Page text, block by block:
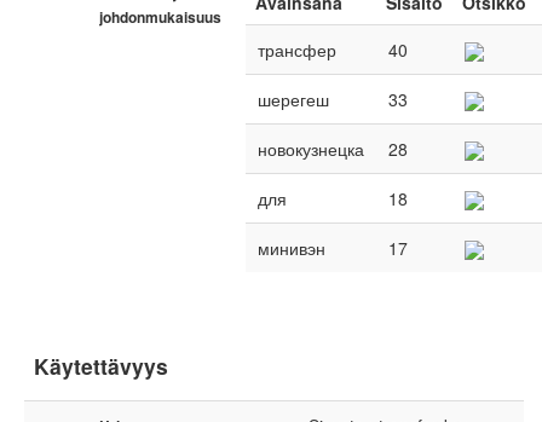
johdonmukaisuus
трансфер
40
шерегеш 33
новокузнецка 28
для 18
минивэн 17
Käytettävyys